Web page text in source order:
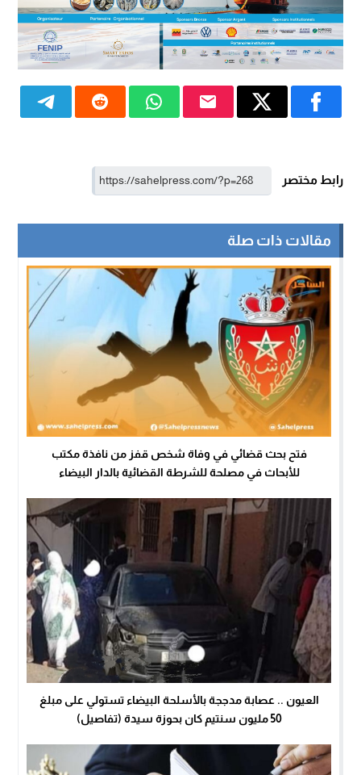
رابط مختصر
مقالات ذات صلة
فتح بحث قضائي في وفاة شخص قفز من نافذة مكتب
للأبحاث في مصلحة للشرطة القضائية بالدار البيضاء
العيون .. عصابة مدججة بالأسلحة البيضاء تستولي على مبلغ
50 مليون سنتيم كان بحوزة سيدة (تفاصيل)